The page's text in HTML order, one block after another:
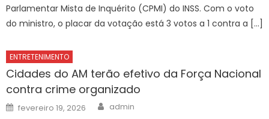
Parlamentar Mista de Inquérito (CPMI) do INSS. Com o voto
do ministro, o placar da votação está 3 votos a 1 contra a […]
ENTRETENIMENTO
Cidades do AM terão efetivo da Força Nacional
contra crime organizado
Posted
on
fevereiro 19, 2026 Author
admin